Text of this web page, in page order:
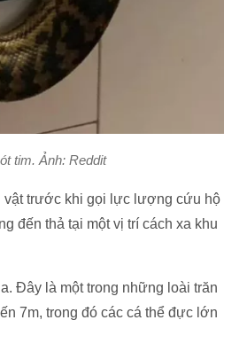
tim. Ảnh: Reddit
vật trước khi gọi lực lượng cứu hộ
đến thả tại một vị trí cách xa khu
Đây là một trong những loài trăn
7m, trong đó các cá thể đực lớn